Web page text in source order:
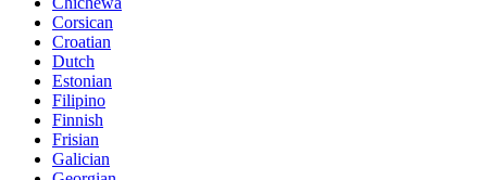
Corsican
Croatian
Dutch
Estonian
Filipino
Finnish
Frisian
Galician